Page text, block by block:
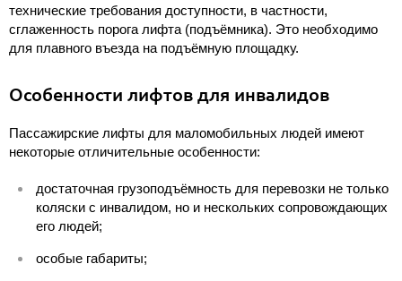
технические требования доступности, в частности,
сглаженность порога лифта (подъёмника). Это необходимо
для плавного въезда на подъёмную площадку.
Особенности лифтов для инвалидов
Пассажирские лифты для маломобильных людей имеют
некоторые отличительные особенности:
достаточная грузоподъёмность для перевозки не только
коляски с инвалидом, но и нескольких сопровождающих
его людей;
особые габариты;